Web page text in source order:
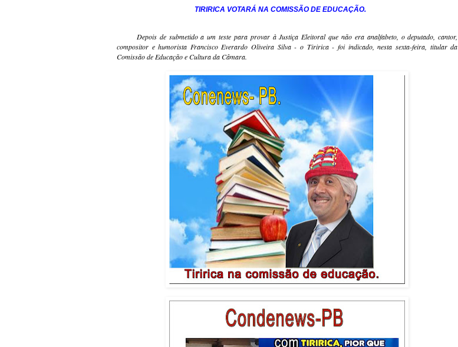
TIRIRICA VOTARÁ NA COMISSÃO DE EDUCAÇÃO.
Depois de submetido a um teste para provar à Justiça Eleitoral que não era analfabeto, o deputado, cantor,
compositor e humorista Francisco Everardo Oliveira Silva - o Tiririca - foi indicado, nesta sexta-feira, titular da
Comissão de Educação e Cultura da Câmara.